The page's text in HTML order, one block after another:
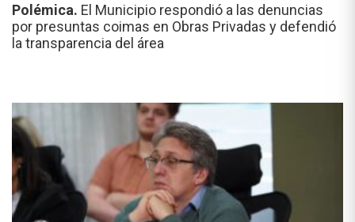
Polémica. El Municipio respondió a las denuncias
por presuntas coimas en Obras Privadas y defendió
la transparencia del área